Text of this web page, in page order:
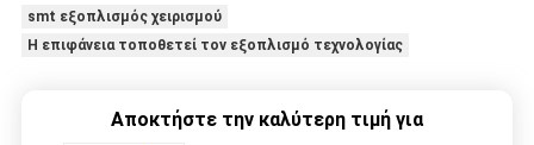
smt εξοπλισμός χειρισμού
Η επιφάνεια τοποθετεί τον εξοπλισμό τεχνολογίας
Αποκτήστε την καλύτερη τιμή για